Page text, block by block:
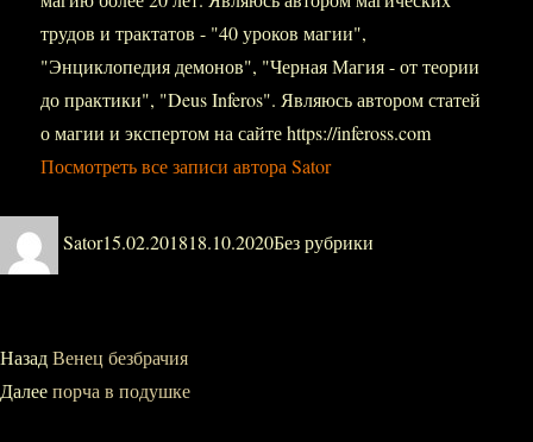
трудов и трактатов - "40 уроков магии",
"Энциклопедия демонов", "Черная Магия - от теории
до практики", "Deus Inferos". Являюсь автором статей
о магии и экспертом на сайте https://infeross.com
Посмотреть все записи автора Sator
Автор
SatorОпубликовано
15.02.201818.10.2020Рубрики
Без рубрики
Навигация
по
НазадПредыдущая
запись:
Венец безбрачия
ДалееСледующая
порча в подушке